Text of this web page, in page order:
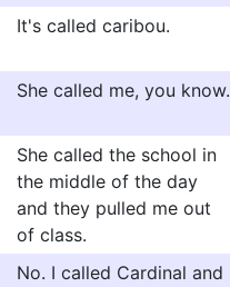
It's called caribou.
She called me, you know.
She called the school in
the middle of the day
and they pulled me out
of class.
No. I called Cardinal and